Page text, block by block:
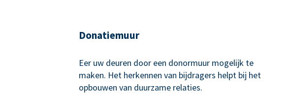
Donatiemuur
Eer uw deuren door een donormuur mogelijk te
maken. Het herkennen van bijdragers helpt bij het
opbouwen van duurzame relaties.